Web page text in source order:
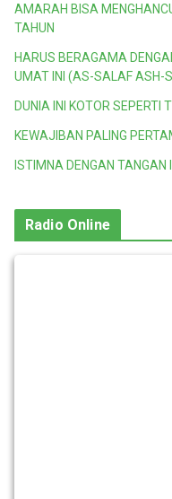
AMARAH BISA
TAHUN
HARUS BERAGAMA
UMAT INI (AS-SALAF ASH-
DUNIA INI KOTOR
KEWAJIBAN PALING
ISTIMNA DENGAN
Radio Online